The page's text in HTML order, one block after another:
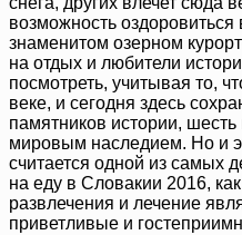
возможность
знаменитом озерном
на отдых и любители
посмотреть, учитывая то,
веке, и сегодня здесь
памятников истории,
мировым наследием. Но и
считается одной из самых
на еду в Словакии 2016,
развлечения и лечение
приветливые и